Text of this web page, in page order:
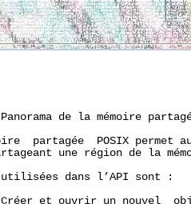
de la mémoire
partagée  POSIX permet
une région de la
dans l’API sont :
et ouvrir un nouvel